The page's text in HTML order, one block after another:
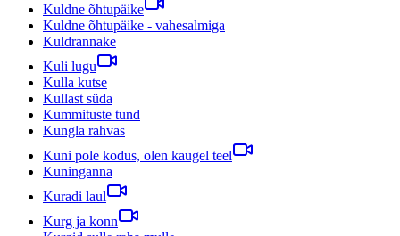
Kuldne õhtupäike
Kuldne õhtupäike - vahesalmiga
Kuldrannake
Kuli lugu
Kulla kutse
Kullast süda
Kummituste tund
Kungla rahvas
Kuni pole kodus, olen kaugel teel
Kuninganna
Kuradi laul
Kurg ja konn